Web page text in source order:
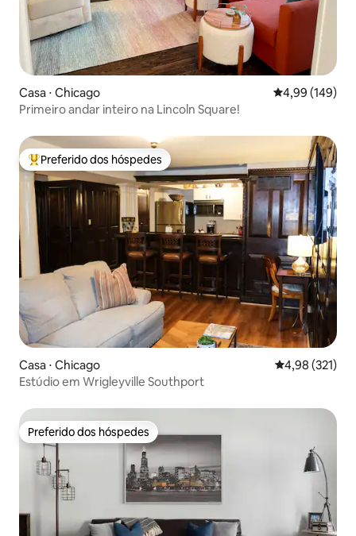
Casa ⋅ Chicago 4,99 de uma
4,99 (149)
Primeiro andar inteiro na Lincoln Square!
Entre os melhores preferidos dos hóspedes
Preferido dos hóspedes
Casa ⋅ Chicago 4,98 de uma
4,98 (321)
Estúdio em Wrigleyville Southport
Preferido dos hóspedes
Preferido dos hóspedes